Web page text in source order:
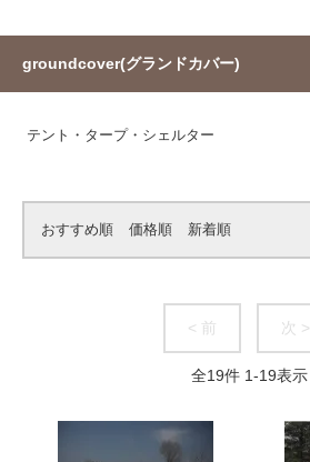
groundcover(グランドカバー)
テント・タープ・シェルター
おすすめ順 価格順 新着順
< 前 次 >
全19件 1-19表示